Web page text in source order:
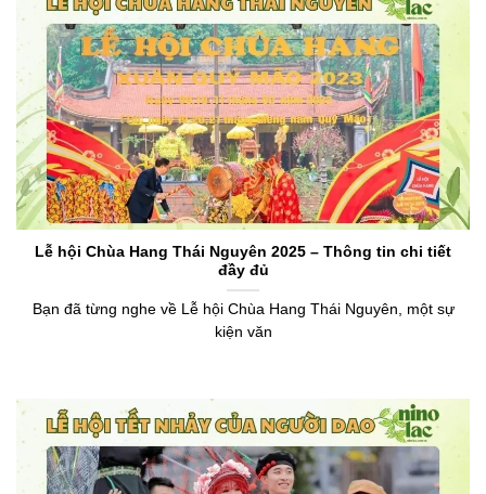
Lễ hội Chùa Hang Thái Nguyên 2025 – Thông tin chi tiết
đầy đủ
Bạn đã từng nghe về Lễ hội Chùa Hang Thái Nguyên, một sự
kiện văn